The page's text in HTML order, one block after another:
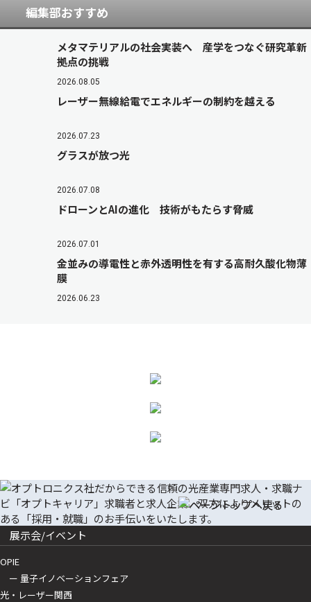
編集部おすすめ
メタマテリアルの社会実装へ 産学をつなぐ研究革新
拠点の挑戦
2026.08.05
レーザー無線給電でエネルギーの制約を越える
2026.07.23
グラスが放つ光
2026.07.08
ドローンとAIの進化 技術がもたらす脅威
2026.07.01
金並みの導電性と赤外透明性を有する高耐久酸化物薄
膜
2026.06.23
展示会/イベント
OPIE
ー 量子イノベーションフェア
光・レーザー関西